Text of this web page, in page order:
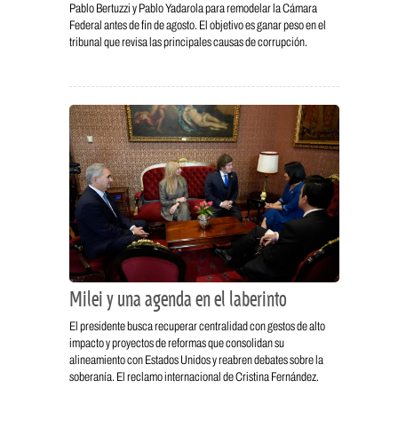
Pablo Bertuzzi y Pablo Yadarola para remodelar la Cámara
Federal antes de fin de agosto. El objetivo es ganar peso en el
tribunal que revisa las principales causas de corrupción.
Milei y una agenda en el laberinto
El presidente busca recuperar centralidad con gestos de alto
impacto y proyectos de reformas que consolidan su
alineamiento con Estados Unidos y reabren debates sobre la
soberanía. El reclamo internacional de Cristina Fernández.